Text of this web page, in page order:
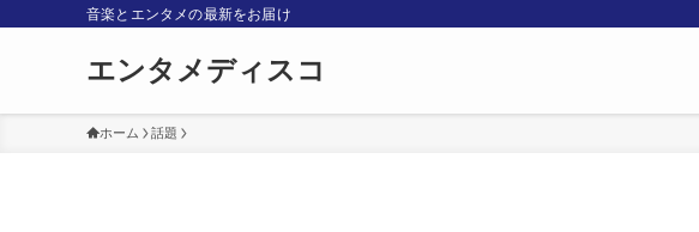
音楽とエンタメの最新をお届け
エンタメディスコ
ホーム 話題